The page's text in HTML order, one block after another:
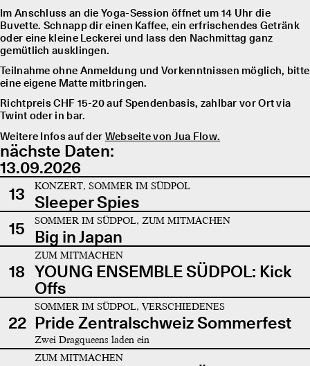
Im Anschluss an die Yoga-Session öffnet um 14 Uhr die
Buvette. Schnapp dir einen Kaffee, ein erfrischendes Getränk
oder eine kleine Leckerei und lass den Nachmittag ganz
gemütlich ausklingen.
Teilnahme ohne Anmeldung und Vorkenntnissen möglich, bitte
eine eigene Matte mitbringen.
Richtpreis CHF 15-20 auf Spendenbasis, zahlbar vor Ort via
Twint oder in bar.
Weitere Infos auf der Webseite von Jua Flow.
nächste Daten:
13.09.2026
13
KONZERT, SOMMER IM SÜDPOL
Sleeper Spies
15
SOMMER IM SÜDPOL, ZUM MITMACHEN
Big in Japan
18
ZUM MITMACHEN
YOUNG ENSEMBLE SÜDPOL: Kick
Offs
22
SOMMER IM SÜDPOL, VERSCHIEDENES
Pride Zentralschweiz Sommerfest
Zwei Dragqueens laden ein
ZUM MITMACHEN